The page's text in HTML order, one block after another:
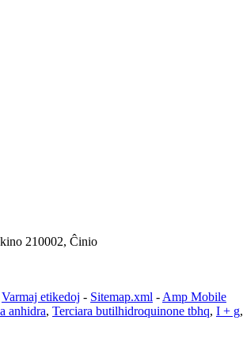
210002, Ĉinio
Varmaj etikedoj - Sitemap.xml - Amp Mobile
anhidra, Terciara butilhidroquinone tbhq, I + g,